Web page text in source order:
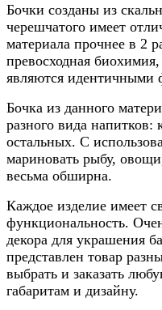
Бочки созданы из
черешчатого имеет
материала прочнее в 2
превосходная
являются идентичными
Бочка из данного
разного вида напитков:
остальных. С
мариновать рыбу,
весьма обширна.
Каждое изделие имеет
функциональность.
декора для украшения
представлен товар
выбрать и заказать
габаритам и дизайну.